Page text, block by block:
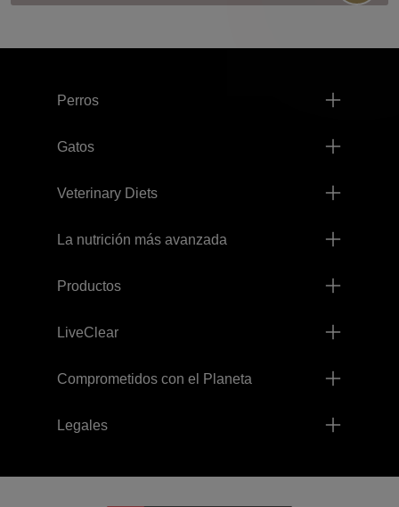
Perros
Gatos
Veterinary Diets
La nutrición más avanzada
Productos
LiveClear
Comprometidos con el Planeta
Legales